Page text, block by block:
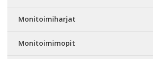
Monitoimiharjat
Monitoimimopit